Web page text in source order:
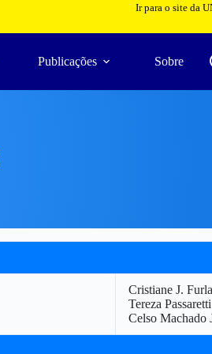
Ir para o site da
Publicações Sobre
Cristiane J.
Tereza Passaretti
Celso Machado